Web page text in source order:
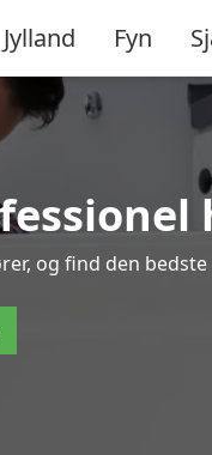
Jylland Fyn
og find den